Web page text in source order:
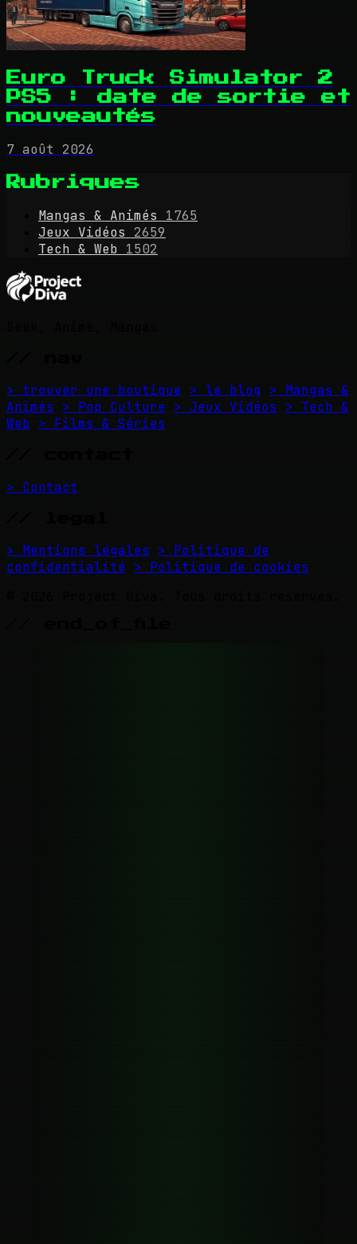
Euro Truck Simulator 2
PS5 : date de sortie et
nouveautés
7 août 2026
Rubriques
Mangas & Animés
1765
Jeux Vidéos
2659
Tech & Web 1502
> trouver une boutique > le blog > Mangas &
Animés
> Pop Culture > Jeux Vidéos
> Tech &
Web > Films & Séries
> Contact
> Mentions légales
> Politique de
confidentialité > Politique de cookies